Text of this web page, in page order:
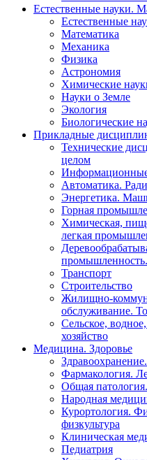
Естественные науки.
Естественные
Математика
Механика
Физика
Астрономия
Химические
Науки о Земле
Экология
Биологические
Прикладные
Технические
целом
Автоматика.
Энергетика.
Горная
Химическая,
легкая
Транспорт
Строительство
Жилищно-
обслуживание.
Сельское,
хозяйство
Медицина. Здоровье
Фармакология.
Общая
Народная
Курортология.
физкультура
Клиническая
Педиатрия